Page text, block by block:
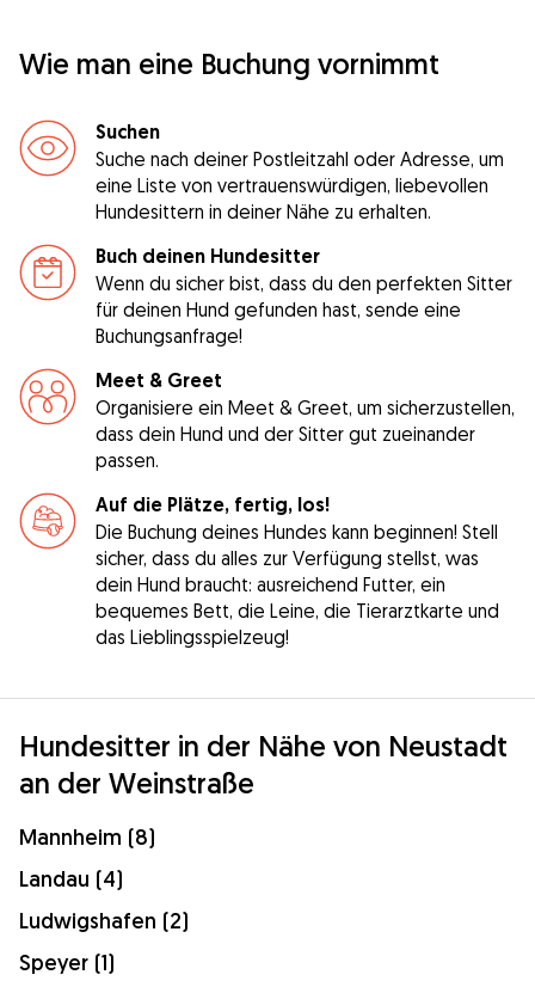
Wie man eine Buchung vornimmt
Suchen
Suche nach deiner Postleitzahl oder Adresse, um
eine Liste von vertrauenswürdigen, liebevollen
Hundesittern in deiner Nähe zu erhalten.
Buch deinen Hundesitter
Wenn du sicher bist, dass du den perfekten Sitter
für deinen Hund gefunden hast, sende eine
Buchungsanfrage!
Meet & Greet
Organisiere ein Meet & Greet, um sicherzustellen,
dass dein Hund und der Sitter gut zueinander
passen.
Auf die Plätze, fertig, los!
Die Buchung deines Hundes kann beginnen! Stell
sicher, dass du alles zur Verfügung stellst, was
dein Hund braucht: ausreichend Futter, ein
bequemes Bett, die Leine, die Tierarztkarte und
das Lieblingsspielzeug!
Hundesitter in der Nähe von Neustadt
an der Weinstraße
Mannheim (8)
Landau (4)
Ludwigshafen (2)
Speyer (1)